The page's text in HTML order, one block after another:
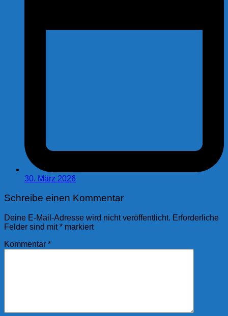
30. März 2026
Schreibe einen Kommentar
Deine E-Mail-Adresse wird nicht veröffentlicht. Erforderliche
Felder sind mit* markiert
Kommentar *